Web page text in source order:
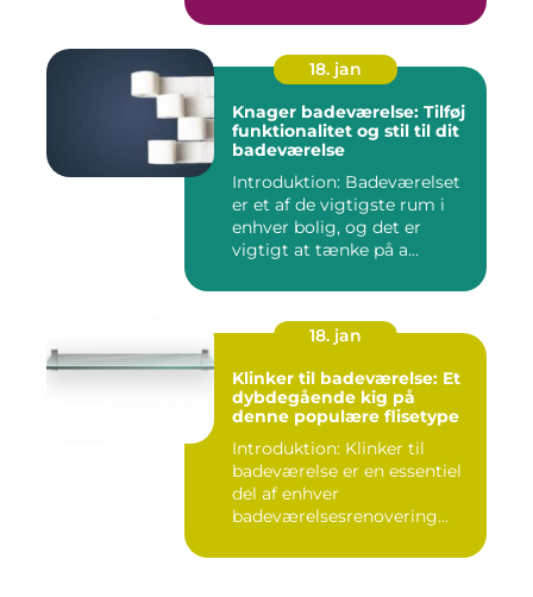
18. jan
Knager badeværelse: Tilføj
funktionalitet og stil til dit
badeværelse
Introduktion: Badeværelset
er et af de vigtigste rum i
enhver bolig, og det er
vigtigt at tænke på a...
18. jan
Klinker til badeværelse: Et
dybdegående kig på
denne populære flisetype
Introduktion: Klinker til
badeværelse er en essentiel
del af enhver
badeværelsesrenovering